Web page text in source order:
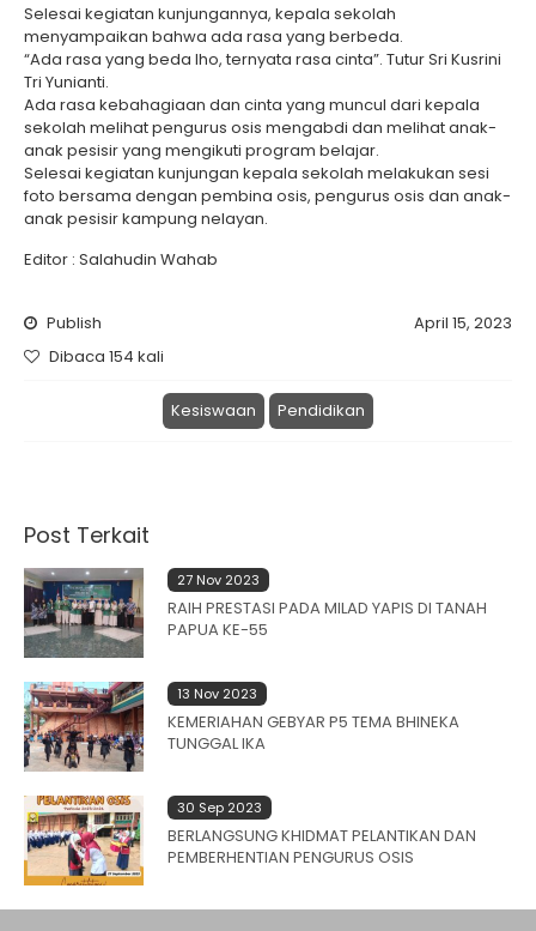
Selesai kegiatan kunjungannya, kepala sekolah
menyampaikan bahwa ada rasa yang berbeda.
“Ada rasa yang beda lho, ternyata rasa cinta”. Tutur Sri Kusrini
Tri Yunianti.
Ada rasa kebahagiaan dan cinta yang muncul dari kepala
sekolah melihat pengurus osis mengabdi dan melihat anak-
anak pesisir yang mengikuti program belajar.
Selesai kegiatan kunjungan kepala sekolah melakukan sesi
foto bersama dengan pembina osis, pengurus osis dan anak-
anak pesisir kampung nelayan.
Editor : Salahudin Wahab
Publish
April 15, 2023
Dibaca 154 kali
Kesiswaan Pendidikan
Post Terkait
27 Nov 2023
RAIH PRESTASI PADA MILAD YAPIS DI TANAH
PAPUA KE-55
13 Nov 2023
KEMERIAHAN GEBYAR P5 TEMA BHINEKA
TUNGGAL IKA
30 Sep 2023
BERLANGSUNG KHIDMAT PELANTIKAN DAN
PEMBERHENTIAN PENGURUS OSIS